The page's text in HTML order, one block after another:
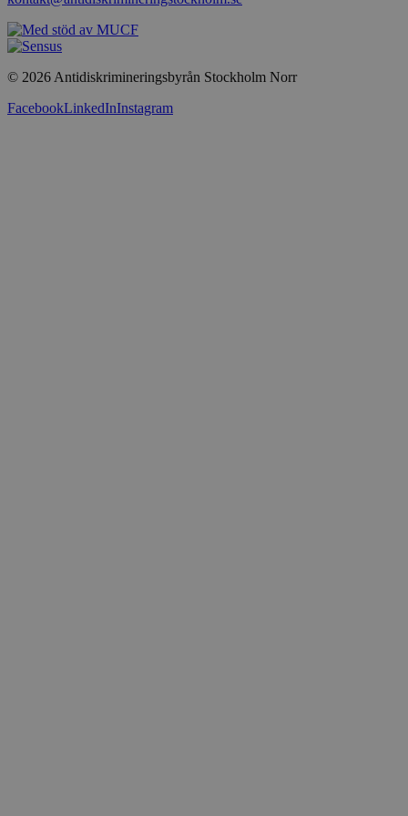
© 2026 Antidiskrimineringsbyrån Stockholm Norr
FacebookLinkedInInstagram
Namn